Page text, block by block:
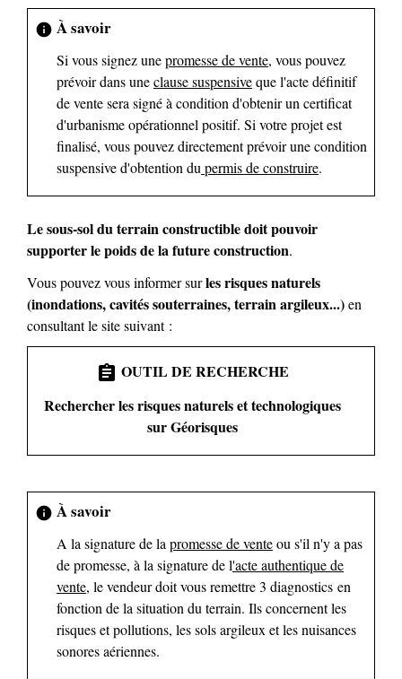
info À savoir
Si vous signez unepromesse de vente, vous pouvez
prévoir dans uneclause suspensiveque l'acte définitif
de vente sera signé à condition d'obtenir un certificat
d'urbanisme opérationnel positif. Si votre projet est
finalisé, vous pouvez directement prévoir une condition
suspensive d'obtention du permis de construire.
Le sous-sol du terrain constructible doit pouvoir
supporter le poids de la future construction.
Vous pouvez vous informer surles risques naturels
(inondations, cavités souterraines, terrain argileux...)en
consultant le site suivant :
assignment OUTIL DE RECHERCHE
Rechercher les risques naturels et technologiques
sur Géorisques
info À savoir
A la signature de la promesse de venteou s'il n'y a pas
de promesse, à la signature de l'acte authentique de
vente, le vendeur doit vous remettre 3 diagnostics en
fonction de la situation du terrain. Ils concernent les
risques et pollutions, les sols argileux et les nuisances
sonores aériennes.